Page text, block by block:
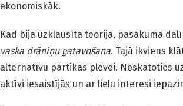
ekonomiskāk.
Kad bija uzklausīta teorija, pasākuma
vaska drāniņu gatavošana. Tajā ikviens
alternatīvu pārtikas plēvei. Neskatoties
aktīvi iesaistījās un ar lielu interesi